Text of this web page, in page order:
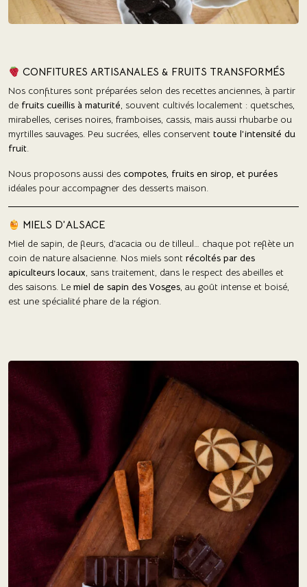
CONFITURES ARTISANALES & FRUITS TRANSFORMÉS
Nos confitures sont préparées selon des recettes anciennes, à partir
de fruits cueillis à maturité, souvent cultivés localement : quetsches,
mirabelles, cerises noires, framboises, cassis, mais aussi rhubarbe ou
myrtilles sauvages. Peu sucrées, elles conservent toute l’intensité du
fruit.
Nous proposons aussi des compotes, fruits en sirop, et purées
idéales pour accompagner des desserts maison.
MIELS D’ALSACE
Miel de sapin, de fleurs, d’acacia ou de tilleul… chaque pot reflète un
coin de nature alsacienne. Nos miels sont récoltés par des
apiculteurs locaux, sans traitement, dans le respect des abeilles et
des saisons. Le miel de sapin des Vosges, au goût intense et boisé,
est une spécialité phare de la région.